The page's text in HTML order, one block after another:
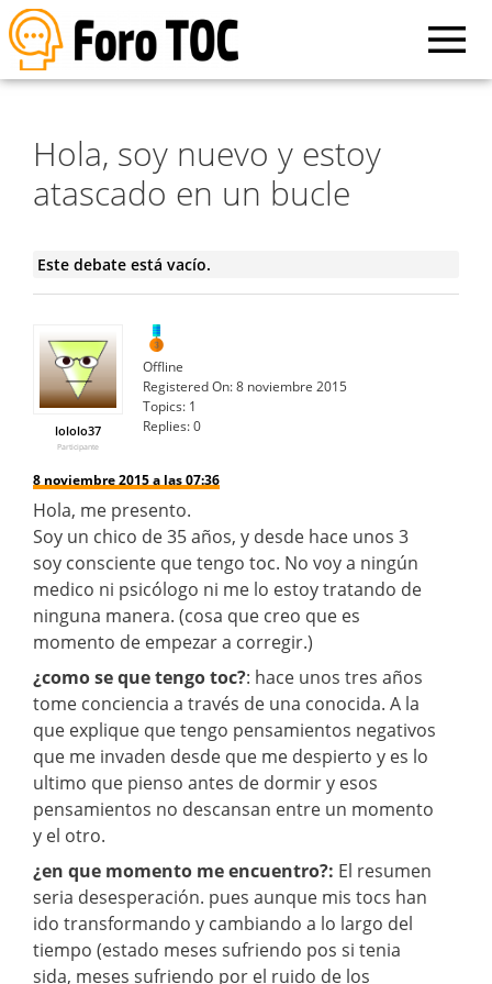
Hola, soy nuevo y estoy
atascado en un bucle
Este debate está vacío.
lololo37
Participante
Offline
Registered On:8 noviembre 2015
Topics: 1
Replies:0
8 noviembre 2015 a las 07:36
Hola, me presento.
Soy un chico de 35 años, y desde hace unos 3
soy consciente que tengo toc. No voy a ningún
medico ni psicólogo ni me lo estoy tratando de
ninguna manera. (cosa que creo que es
momento de empezar a corregir.)
¿como se que tengo toc?: hace unos tres años
tome conciencia a través de una conocida. A la
que explique que tengo pensamientos negativos
que me invaden desde que me despierto y es lo
ultimo que pienso antes de dormir y esos
pensamientos no descansan entre un momento
y el otro.
¿en que momento me encuentro?: El resumen
seria desesperación. pues aunque mis tocs han
ido transformando y cambiando a lo largo del
tiempo (estado meses sufriendo pos si tenia
sida, meses sufriendo por el ruido de los